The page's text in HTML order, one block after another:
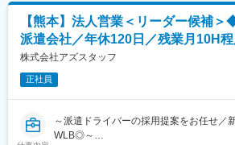
る場合もございます。
変更の範囲：会社の定める業務
■配属先
・エンジニアリング事業本部にて約600
※配属先平均人数は約5人で複数名でのプ
なります。
■リモートワーク
【熊本】法人営業＜リーダー候補
派遣会社／年休120日／残業月10H
株式会社アズスタッフ
正社員
～派遣ドライバーの採用提案をお任せ／
WLB◎～